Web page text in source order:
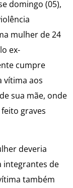
domingo (05),
mulher de 24
ex-
cumpre
vítima aos
sua mãe, onde
graves
deveria
integrantes de
também